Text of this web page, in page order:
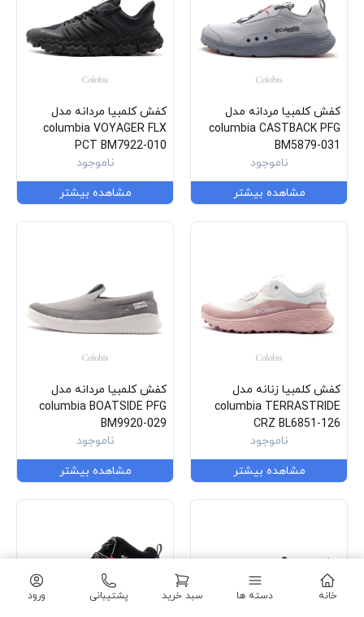
کفش کلمبیا مردانه مدل
columbia CASTBACK PFG
BM5879-031
ناموجود
مشاهده بیشتر
کفش کلمبیا مردانه مدل
columbia VOYAGER FLX
PCT BM7922-010
ناموجود
مشاهده بیشتر
کفش کلمبیا زنانه مدل
columbia TERRASTRIDE
CRZ BL6851-126
ناموجود
مشاهده بیشتر
کفش کلمبیا مردانه مدل
columbia BOATSIDE PFG
BM9920-029
ناموجود
مشاهده بیشتر
خانه دسته ها سبد خرید پشتیبانی ورود